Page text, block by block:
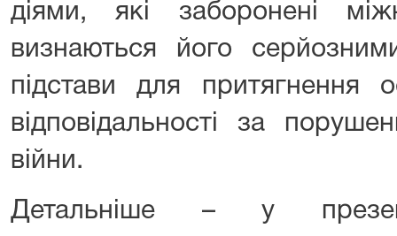
діями, які заборонені
визнаються його
підстави для притягнення
відповідальності за
війни.
Детальніше – у